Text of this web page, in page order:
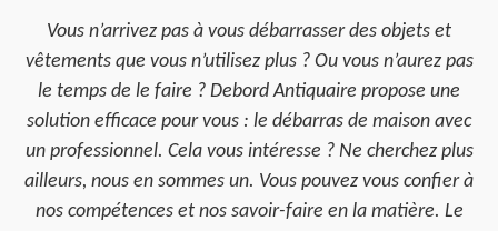
Vous n’arrivez pas à vous débarrasser des objets et
vêtements que vous n’utilisez plus ? Ou vous n’aurez pas
le temps de le faire ? Debord Antiquaire propose une
solution efficace pour vous : le débarras de maison avec
un professionnel. Cela vous intéresse ? Ne cherchez plus
ailleurs, nous en sommes un. Vous pouvez vous confier à
nos compétences et nos savoir-faire en la matière. Le